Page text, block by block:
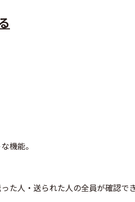
機能。
た人・送られた人の全員が確認で